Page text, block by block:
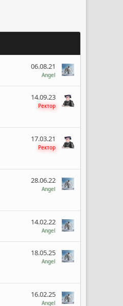
06.08.21
Angel
14.09.23
Ректор
17.03.21
Ректор
28.06.22
Angel
14.02.22
Angel
18.05.25
Angel
16.02.25
Angel